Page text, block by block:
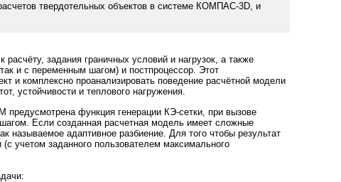
твердотельных объектов в системе КОМПАС-3D, и
задания граничных условий и нагрузок, а также
и с переменным шагом) и постпроцессор. Этот
и комплексно проанализировать поведение расчётной модели
устойчивости и теплового нагружения.
предусмотрена функция генерации КЭ-сетки, при вызове
Если созданная расчетная модель имеет сложные
называемое адаптивное разбиение. Для того чтобы результат
учетом заданного пользователем максимального